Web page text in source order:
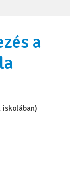
a
iskolában)